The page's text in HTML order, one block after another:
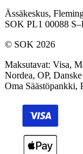
Ässäkeskus,
SOK PL1 00088
© SOK 2026
Maksutavat: Visa,
Nordea, OP,
Oma Säästöpankki,